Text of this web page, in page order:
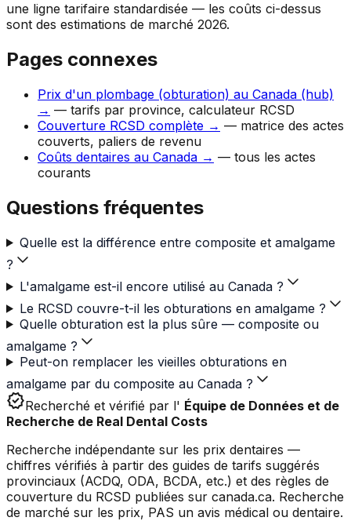
une ligne tarifaire standardisée — les coûts ci-dessus
sont des estimations de marché 2026.
Pages connexes
Prix d'un plombage (obturation) au Canada (hub)
→ — tarifs par province, calculateur RCSD
Couverture RCSD complète → — matrice des actes
couverts, paliers de revenu
Coûts dentaires au Canada → — tous les actes
courants
Questions fréquentes
Quelle est la différence entre composite et amalgame
?
L'amalgame est-il encore utilisé au Canada ?
Le RCSD couvre-t-il les obturations en amalgame ?
Quelle obturation est la plus sûre — composite ou
amalgame ?
Peut-on remplacer les vieilles obturations en
amalgame par du composite au Canada ?
verifiedRecherché et vérifié par l' Équipe de Données et de
Recherche de Real Dental Costs
Recherche indépendante sur les prix dentaires —
chiffres vérifiés à partir des guides de tarifs suggérés
provinciaux (ACDQ, ODA, BCDA, etc.) et des règles de
couverture du RCSD publiées sur canada.ca. Recherche
de marché sur les prix, PAS un avis médical ou dentaire.